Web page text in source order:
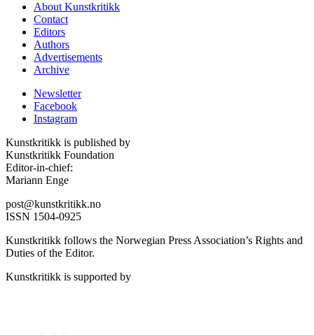
About Kunstkritikk
Contact
Editors
Authors
Advertisements
Archive
Newsletter
Facebook
Instagram
Kunstkritikk is published by
Kunstkritikk Foundation
Editor-in-chief:
Mariann Enge
post@kunstkritikk.no
ISSN 1504-0925
Kunstkritikk follows the Norwegian Press Association’s Rights and
Duties of the Editor.
Kunstkritikk is supported by